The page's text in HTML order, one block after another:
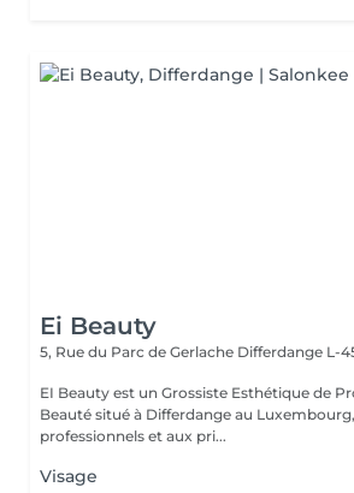
Ei Beauty
5, Rue du Parc de Gerlache Differdange L-
EI Beauty est un Grossiste Esthétique de
Beauté situé à Differdange au Luxembourg, Nous vendons aux
professionnels et aux pri...
Visage